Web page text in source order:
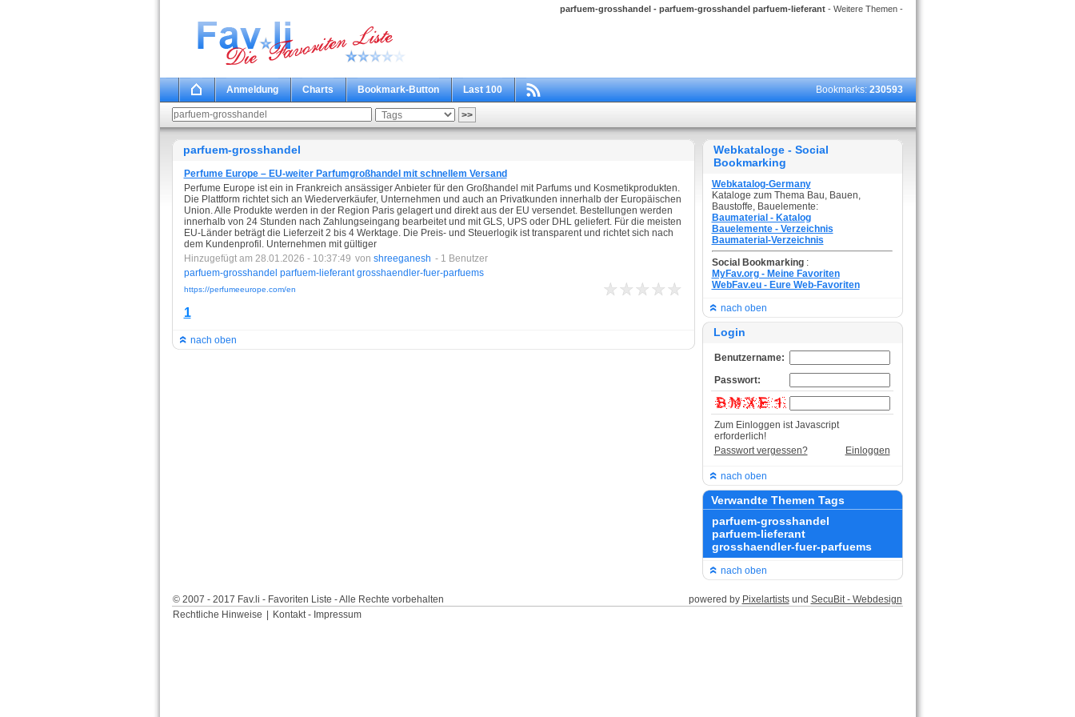
parfuem-grosshandel - parfuem-grosshandel parfuem-lieferant- Weitere Themen -
Anmeldung Charts Bookmark-Button Last 100 Bookmarks:230593
parfuem-grosshandel
Perfume Europe – EU-weiter Parfumgroßhandel mit schnellem Versand
Perfume Europe ist ein in Frankreich ansässiger Anbieter für den Großhandel mit Parfums und Kosmetikprodukten.
Die Plattform richtet sich an Wiederverkäufer, Unternehmen und auch an Privatkunden innerhalb der Europäischen
Union. Alle Produkte werden in der Region Paris gelagert und direkt aus der EU versendet. Bestellungen werden
innerhalb von 24 Stunden nach Zahlungseingang bearbeitet und mit GLS, UPS oder DHL geliefert. Für die meisten
EU-Länder beträgt die Lieferzeit 2 bis 4 Werktage. Die Preis- und Steuerlogik ist transparent und richtet sich nach
dem Kundenprofil. Unternehmen mit gültiger
Hinzugefügt am 28.01.2026 - 10:37:49 von shreeganesh - 1 Benutzer
parfuem-grosshandel parfuem-lieferant grosshaendler-fuer-parfuems
https://perfumeeurope.com/en
1
nach oben
Webkataloge - Social
Bookmarking
Webkatalog-Germany
Kataloge zum Thema Bau, Bauen,
Baustoffe, Bauelemente:
Baumaterial - Katalog
Bauelemente - Verzeichnis
Baumaterial-Verzeichnis
Social Bookmarking :
MyFav.org - Meine Favoriten
WebFav.eu - Eure Web-Favoriten
nach oben
Login
Benutzername:
Passwort:
Zum Einloggen ist Javascript
erforderlich!
Passwort vergessen?
Einloggen
nach oben
Verwandte Themen Tags
parfuem-grosshandel
parfuem-lieferant
grosshaendler-fuer-parfuems
nach oben
© 2007 - 2017 Fav.li - Favoriten Liste - Alle Rechte vorbehalten powered by Pixelartistsund SecuBit - Webdesign
Rechtliche Hinweise
Kontakt - Impressum